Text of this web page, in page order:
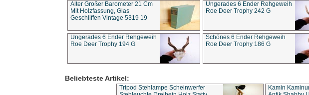
Alter Großer Barometer 21 Cm
Mit Holzfassung, Glas
Geschliffen Vintage 5319 19
Ungerades 6 Ender Rehgeweih
Roe Deer Trophy 242 G
Ungerades 6 Ender Rehgeweih
Roe Deer Trophy 194 G
Schönes 6 Ender Rehgeweih
Roe Deer Trophy 186 G
Beliebteste Artikel:
Tripod Stehlampe Scheinwerfer
Kamin